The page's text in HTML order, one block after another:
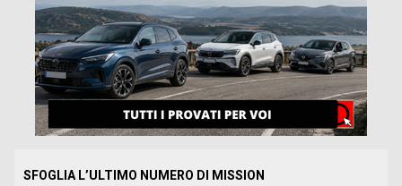
SFOGLIA L’ULTIMO NUMERO DI MISSION